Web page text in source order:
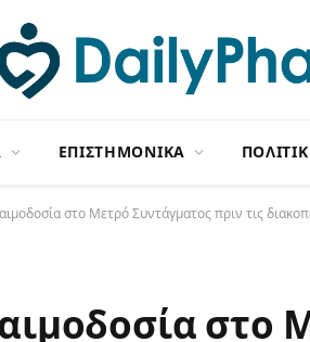
ΕΠΙΣΤΗΜΟΝΙΚΑ
στο Μετρό Συντάγματος πριν τις
στο